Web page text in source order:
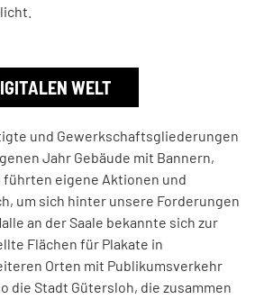
WELT
und Gewerkschaftsgliederungen
Jahr Gebäude mit Bannern,
eigene Aktionen und
um sich hinter unsere Forderungen
an der Saale bekannte sich zur
Flächen für Plakate in
Orten mit Publikumsverkehr
die Stadt Gütersloh, die zusammen